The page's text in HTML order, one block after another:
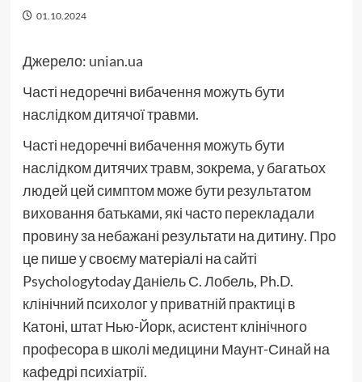
01.10.2024
Джерело: unian.ua
Часті недоречні вибачення можуть бути
наслідком дитячої травми.
Часті недоречні вибачення можуть бути
наслідком дитячих травм, зокрема, у багатьох
людей цей симптом може бути результатом
виховання батьками, які часто перекладали
провину за небажані результати на дитину. Про
це пише у своєму матеріалі на сайті
Psychologytoday Даніель С. Лобель, Ph.D.
клінічний психолог у приватній практиці в
Катоні, штат Нью-Йорк, асистент клінічного
професора в школі медицини Маунт-Синай на
кафедрі психіатрії.